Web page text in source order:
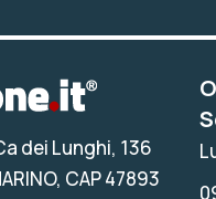
dei Lunghi, 136
CAP 47893